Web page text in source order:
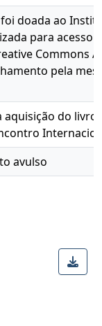
doada ao
para acesso
Commons
pela
aquisição do livro
avulso